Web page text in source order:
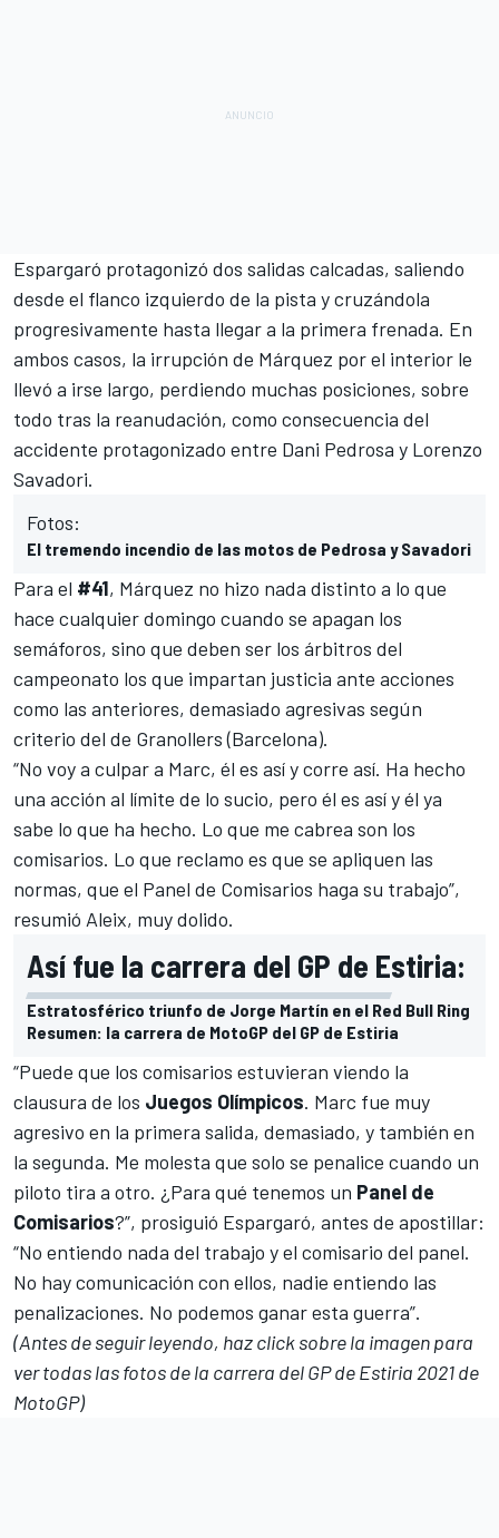
Espargaró protagonizó dos salidas calcadas, saliendo
desde el flanco izquierdo de la pista y cruzándola
progresivamente hasta llegar a la primera frenada. En
ambos casos, la irrupción de Márquez por el interior le
llevó a irse largo, perdiendo muchas posiciones, sobre
todo tras la reanudación, como consecuencia del
accidente protagonizado entre Dani Pedrosa y Lorenzo
Savadori.
Fotos:
El tremendo incendio de las motos de Pedrosa y Savadori
Para el #41, Márquez no hizo nada distinto a lo que
hace cualquier domingo cuando se apagan los
semáforos, sino que deben ser los árbitros del
campeonato los que impartan justicia ante acciones
como las anteriores, demasiado agresivas según
criterio del de Granollers (Barcelona).
“No voy a culpar a Marc, él es así y corre así. Ha hecho
una acción al límite de lo sucio, pero él es así y él ya
sabe lo que ha hecho. Lo que me cabrea son los
comisarios. Lo que reclamo es que se apliquen las
normas, que el Panel de Comisarios haga su trabajo”,
resumió Aleix, muy dolido.
Así fue la carrera del GP de Estiria:
Estratosférico triunfo de Jorge Martín en el Red Bull Ring
Resumen: la carrera de MotoGP del GP de Estiria
“Puede que los comisarios estuvieran viendo la
clausura de los Juegos Olímpicos. Marc fue muy
agresivo en la primera salida, demasiado, y también en
la segunda. Me molesta que solo se penalice cuando un
piloto tira a otro. ¿Para qué tenemos un Panel de
Comisarios?”, prosiguió Espargaró, antes de apostillar:
“No entiendo nada del trabajo y el comisario del panel.
No hay comunicación con ellos, nadie entiendo las
penalizaciones. No podemos ganar esta guerra”.
(Antes de seguir leyendo, haz click sobre la imagen para
ver todas las fotos de la carrera del GP de Estiria 2021 de
MotoGP)